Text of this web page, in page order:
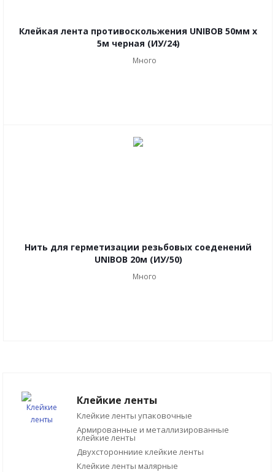
Клейкая лента противоскольжения UNIBOB 50мм х
5м черная (ИУ/24)
Много
Нить для герметизации резьбовых соеденений
UNIBOB 20м (ИУ/50)
Много
Клейкие ленты
Клейкие ленты упаковочные
Армированные и металлизированные
клейкие ленты
Двухсторонниие клейкие ленты
Клейкие ленты малярные